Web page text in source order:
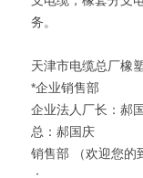
务。
天津市电缆总厂橡
*企业销售部
企业法人厂长：郝
总：郝国庆
销售部 （欢迎您的